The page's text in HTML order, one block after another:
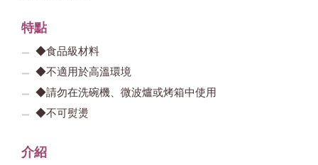
特點
◆食品級材料
◆不適用於高溫環境
◆請勿在洗碗機、微波爐或烤箱中使用
◆不可熨燙
介紹